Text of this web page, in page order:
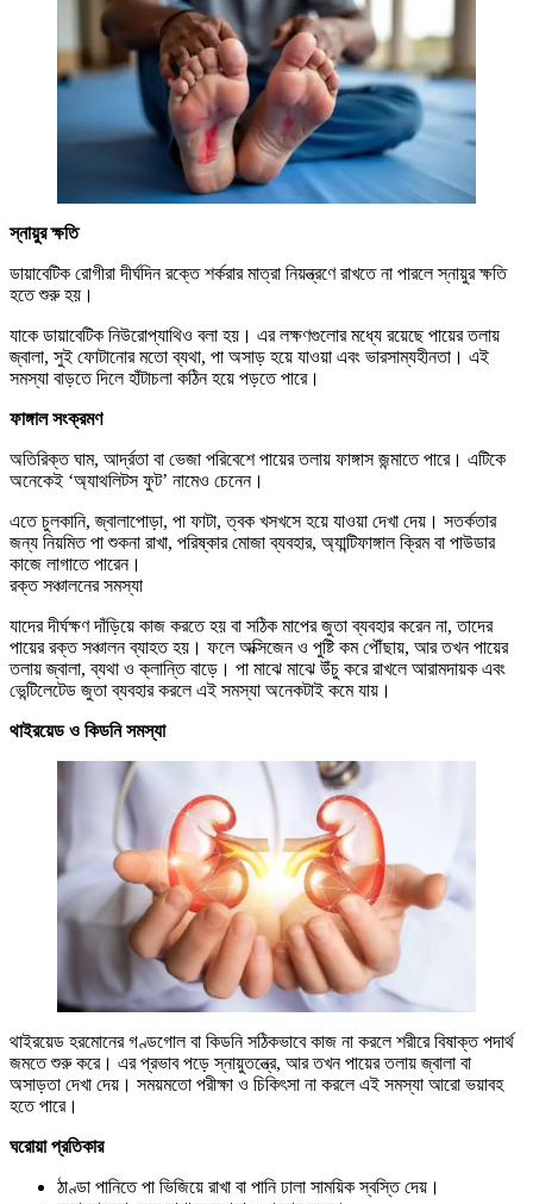
স্নায়ুর ক্ষতি
ডায়াবেটিক রোগীরা দীর্ঘদিন রক্তে শর্করার মাত্রা নিয়ন্ত্রণে রাখতে না পারলে স্নায়ুর ক্ষতি
হতে শুরু হয়।
যাকে ডায়াবেটিক নিউরোপ্যাথিও বলা হয়। এর লক্ষণগুলোর মধ্যে রয়েছে পায়ের তলায়
জ্বালা, সুই ফোটানোর মতো ব্যথা, পা অসাড় হয়ে যাওয়া এবং ভারসাম্যহীনতা। এই
সমস্যা বাড়তে দিলে হাঁটাচলা কঠিন হয়ে পড়তে পারে।
ফাঙ্গাল সংক্রমণ
অতিরিক্ত ঘাম, আর্দ্রতা বা ভেজা পরিবেশে পায়ের তলায় ফাঙ্গাস জন্মাতে পারে। এটিকে
অনেকেই ‘অ্যাথলিটস ফুট’ নামেও চেনেন।
এতে চুলকানি, জ্বালাপোড়া, পা ফাটা, ত্বক খসখসে হয়ে যাওয়া দেখা দেয়। সতর্কতার
জন্য নিয়মিত পা শুকনা রাখা, পরিষ্কার মোজা ব্যবহার, অ্যান্টিফাঙ্গাল ক্রিম বা পাউডার
কাজে লাগাতে পারেন।
রক্ত সঞ্চালনের সমস্যা
যাদের দীর্ঘক্ষণ দাঁড়িয়ে কাজ করতে হয় বা সঠিক মাপের জুতা ব্যবহার করেন না, তাদের
পায়ের রক্ত সঞ্চালন ব্যাহত হয়। ফলে অক্সিজেন ও পুষ্টি কম পৌঁছায়, আর তখন পায়ের
তলায় জ্বালা, ব্যথা ও ক্লান্তি বাড়ে। পা মাঝে মাঝে উঁচু করে রাখলে আরামদায়ক এবং
ভেন্টিলেটেড জুতা ব্যবহার করলে এই সমস্যা অনেকটাই কমে যায়।
থাইরয়েড ও কিডনি সমস্যা
থাইরয়েড হরমোনের গণ্ডগোল বা কিডনি সঠিকভাবে কাজ না করলে শরীরে বিষাক্ত পদার্থ
জমতে শুরু করে। এর প্রভাব পড়ে স্নায়ুতন্ত্রে, আর তখন পায়ের তলায় জ্বালা বা
অসাড়তা দেখা দেয়। সময়মতো পরীক্ষা ও চিকিৎসা না করলে এই সমস্যা আরো ভয়াবহ
হতে পারে।
ঘরোয়া প্রতিকার
ঠাণ্ডা পানিতে পা ভিজিয়ে রাখা বা পানি ঢালা সাময়িক স্বস্তি দেয়।